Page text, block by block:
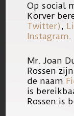
namens
zal
mogelijk
verzoek
Op social
Korver
Twitter) ,
Instagram.
Mr. Joan
Rossen
de naam
is
Rossen is